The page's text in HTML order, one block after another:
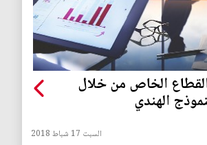
الخاص من خلال
الهندي
السبت 17 شباط 2018